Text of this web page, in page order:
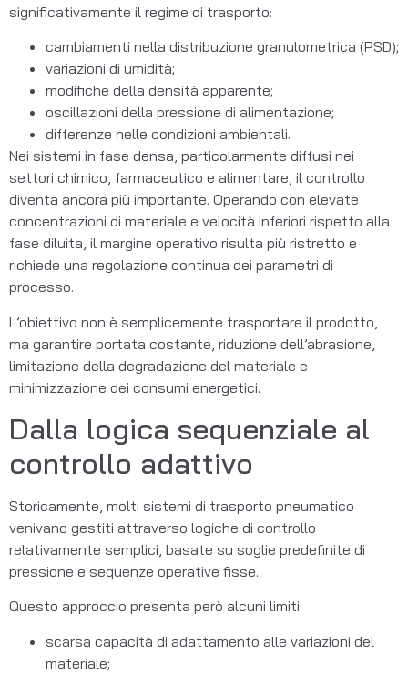
significativamente il regime di trasporto:
cambiamenti nella distribuzione granulometrica (PSD);
variazioni di umidità;
modifiche della densità apparente;
oscillazioni della pressione di alimentazione;
differenze nelle condizioni ambientali.
Nei sistemi in fase densa, particolarmente diffusi nei
settori chimico, farmaceutico e alimentare, il controllo
diventa ancora più importante. Operando con elevate
concentrazioni di materiale e velocità inferiori rispetto alla
fase diluita, il margine operativo risulta più ristretto e
richiede una regolazione continua dei parametri di
processo.
L’obiettivo non è semplicemente trasportare il prodotto,
ma garantire portata costante, riduzione dell’abrasione,
limitazione della degradazione del materiale e
minimizzazione dei consumi energetici.
Dalla logica sequenziale al
controllo adattivo
Storicamente, molti sistemi di trasporto pneumatico
venivano gestiti attraverso logiche di controllo
relativamente semplici, basate su soglie predefinite di
pressione e sequenze operative fisse.
Questo approccio presenta però alcuni limiti:
scarsa capacità di adattamento alle variazioni del
materiale;